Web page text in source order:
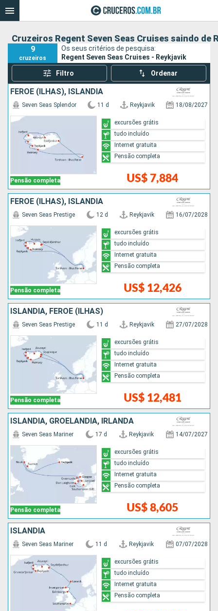
Cruzeiros Regent Seven Seas Cruises saindo de
9
cruzeiros
Os seus critérios de pesquisa:
Regent Seven Seas Cruises - Reykjavik
Filtro Ordenar
FEROE (ILHAS), ISLÂNDIA
Pensão completa
Seven Seas Splendor 11 d Reykjavik 18/08/2027
US$ 7,884
excursões grátis
tudo incluído
Internet gratuita
Pensão completa
FEROE (ILHAS), ISLÂNDIA
Pensão completa
Seven Seas Prestige 12 d Reykjavik 16/07/2028
US$ 12,426
excursões grátis
tudo incluído
Internet gratuita
Pensão completa
ISLÂNDIA, FEROE (ILHAS)
Pensão completa
Seven Seas Prestige 11 d Reykjavik 27/07/2028
US$ 12,481
excursões grátis
tudo incluído
Internet gratuita
Pensão completa
ISLÂNDIA, GROELÂNDIA, IRLANDA
Pensão completa
Seven Seas Mariner 17 d Reykjavik 14/07/2027
US$ 8,605
excursões grátis
tudo incluído
Internet gratuita
Pensão completa
ISLÂNDIA
Seven Seas Mariner 11 d Reykjavik 07/07/2028
excursões grátis
tudo incluído
Internet gratuita
Pensão completa